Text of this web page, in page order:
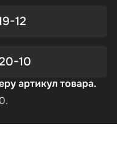
12
10
артикул товара.